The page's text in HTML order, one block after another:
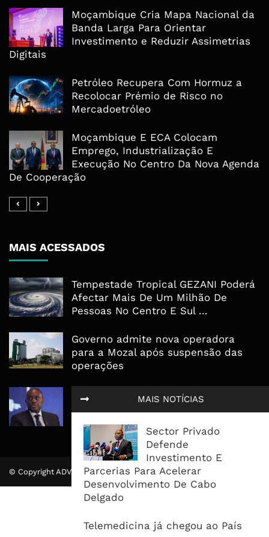
MAIS NOTÍCIAS
Sector Privado
Defende
Investimento E
Parcerias Para Acelerar
Desenvolvimento De Cabo
Delgado
Telemedicina já chegou ao País
Moçambique Cria Mapa Nacional da
Banda Larga Para Orientar
Investimento e Reduzir Assimetrias
Digitais
Petróleo Recupera Com Hormuz a
Recolocar Prémio de Risco no
Mercadoetróleo
Moçambique E ECA Colocam
Emprego, Industrialização E
Execução No Centro Da Nova Agenda
De Cooperação
MAIS ACESSADOS
Tempestade Tropical GEZANI Poderá
Afectar Mais De Um Milhão De
Pessoas No Centro E Sul ...
Governo admite nova operadora
para a Mozal após suspensão das
operações
CEO do Standard Bank pede ao
Governo que “saia do caminho” e
© Copyright ADVALUE. Todos Direitos Reservados.